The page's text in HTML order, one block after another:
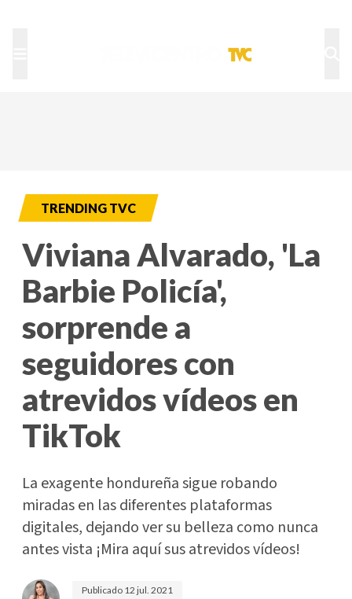
TRENDING TVC
Viviana Alvarado, 'La
Barbie Policía',
sorprende a
seguidores con
atrevidos vídeos en
TikTok
La exagente hondureña sigue robando
miradas en las diferentes plataformas
digitales, dejando ver su belleza como nunca
antes vista ¡Mira aquí sus atrevidos vídeos!
Publicado 12 jul. 2021